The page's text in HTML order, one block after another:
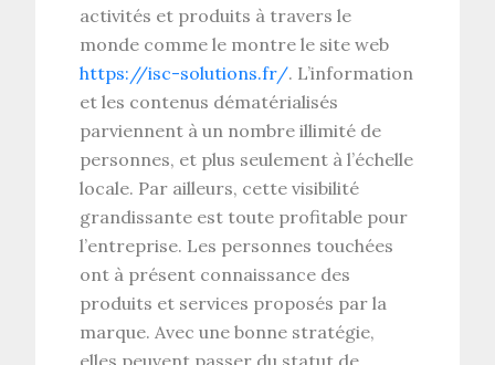
activités et produits à travers le
monde comme le montre le site web
https://isc-solutions.fr/. L’information
et les contenus dématérialisés
parviennent à un nombre illimité de
personnes, et plus seulement à l’échelle
locale. Par ailleurs, cette visibilité
grandissante est toute profitable pour
l’entreprise. Les personnes touchées
ont à présent connaissance des
produits et services proposés par la
marque. Avec une bonne stratégie,